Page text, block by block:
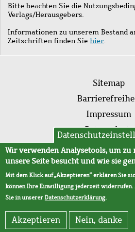
Bitte beachten Sie die
Verlags/Herausgebers.
Informationen zu unserem Bestand
Zeitschriften finden Sie hier.
Sitemap
Impressum
Datenschutz
AVB
Wir verwenden Analysetools, um zu
unsere Seite besucht und wie sie
Mit dem Klick auf „Akzeptieren“ erklären Sie
können Ihre Einwilligung jederzeit
Sie in unsererDatenschutzerklärung.
Akzeptieren Nein, danke